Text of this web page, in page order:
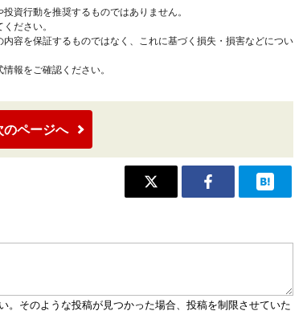
資行動を推奨するものではありません。
ださい。
容を保証するものではなく、これに基づく損失・損害などについ
報をご確認ください。
のページへ